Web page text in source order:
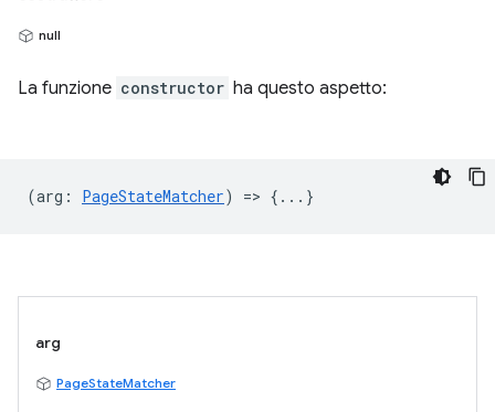
null
La funzione constructor ha questo aspetto:
(arg : PageStateMatcher) => {...}
arg
PageStateMatcher